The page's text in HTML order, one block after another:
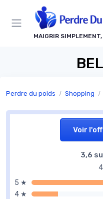
MAIGRIR
Perdre du poids Shopping
Voir
3,6
5 ★
4 ★
Panneau de gestion des